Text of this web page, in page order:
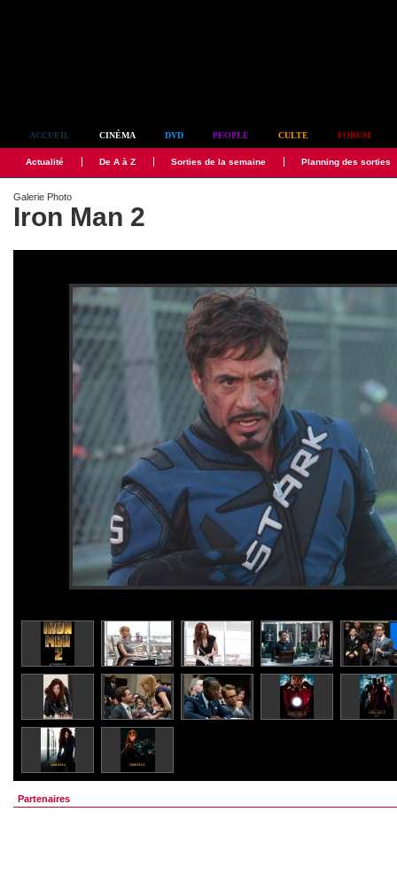
ACCUEIL CINÉMA DVD PEOPLE CULTE FORUM
Actualité De A à Z Sorties de la semaine Planning des sorties
Galerie Photo
Iron Man 2
Partenaires